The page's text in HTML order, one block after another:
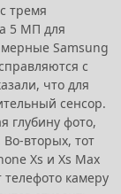
тремя
5 МП для
Samsung
с
что для
сенсор.
глубину фото,
вторых, тот
Xs и Xs Max
камеру